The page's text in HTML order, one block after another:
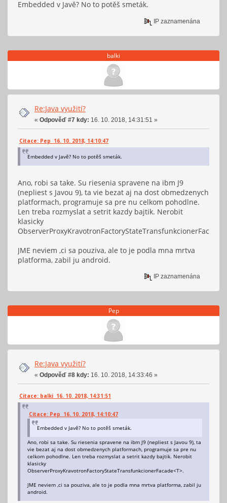
Embedded v Javě? No to potěš smeták.
IP zaznamenána
balki
Re:Java využití?
« Odpověď #7 kdy: 16. 10. 2018, 14:31:51 »
Citace: Pep 16. 10. 2018, 14:10:47
Embedded v Javě? No to potěš smeták.
Ano, robi sa take. Su riesenia spravene na ibm J9
(nepliest s Javou 9), ta vie bezat aj na dost obmedzenych
platformach, programuje sa pre nu celkom pohodlne.
Len treba rozmyslat a setrit kazdy bajtik. Nerobit
klasicky
JME neviem ,ci sa pouziva, ale to je podla mna mrtva
platforma, zabil ju android.
IP zaznamenána
Pep
Re:Java využití?
« Odpověď #8 kdy: 16. 10. 2018, 14:33:46 »
Citace: balki 16. 10. 2018, 14:31:51
Citace: Pep 16. 10. 2018, 14:10:47
Embedded v Javě? No to potěš smeták.
Ano, robi sa take. Su riesenia spravene na ibm J9 (nepliest s Javou 9), ta
vie bezat aj na dost obmedzenych platformach, programuje sa pre nu
celkom pohodlne. Len treba rozmyslat a setrit kazdy bajtik. Nerobit
klasicky
ObserverProxyKravotronFactoryStateTransfunkcionerFacade<T>.
JME neviem ,ci sa pouziva, ale to je podla mna mrtva platforma, zabil ju
android.